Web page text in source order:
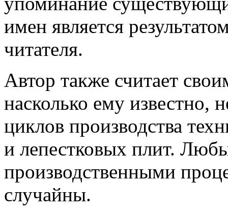
имен является
читателя.
Автор также считает
насколько ему известно,
циклов производства
и лепестковых плит.
производственными
случайны.